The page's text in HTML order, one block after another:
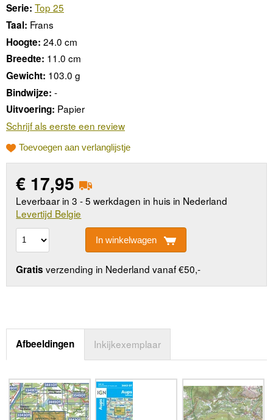
Serie: Top 25
Taal: Frans
Hoogte: 24.0 cm
Breedte: 11.0 cm
Gewicht: 103.0 g
Bindwijze: -
Uitvoering: Papier
Schrijf als eerste een review
Toevoegen aan verlanglijstje
€ 17,95
Leverbaar in 3 - 5 werkdagen in huis in Nederland
Levertijd Belgie
In winkelwagen
Gratis verzending in Nederland vanaf €50,-
Afbeeldingen Inkijkexemplaar